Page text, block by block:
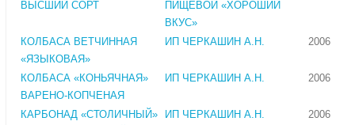
ВЫСШИЙ СОРТ
ПИЩЕВОЙ «ХОРОШИЙ
ВКУС»
КОЛБАСА ВЕТЧИННАЯ
«ЯЗЫКОВАЯ»
ИП ЧЕРКАШИН А.Н. 2006
КОЛБАСА «КОНЬЯЧНАЯ»
ВАРЕНО-КОПЧЕНАЯ
ИП ЧЕРКАШИН А.Н. 2006
КАРБОНАД «СТОЛИЧНЫЙ»
ИП ЧЕРКАШИН А.Н. 2006